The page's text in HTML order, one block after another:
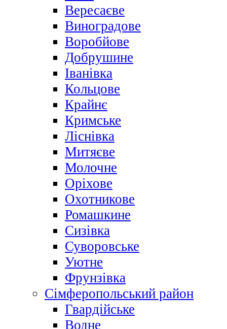
Вересаєве
Виноградове
Воробйове
Добрушине
Іванівка
Кольцове
Крайнє
Кримське
Ліснівка
Митяєве
Молочне
Оріхове
Охотникове
Ромашкине
Сизівка
Суворовське
Уютне
Фрунзівка
Сімферопольський район
Гвардійське
Водне